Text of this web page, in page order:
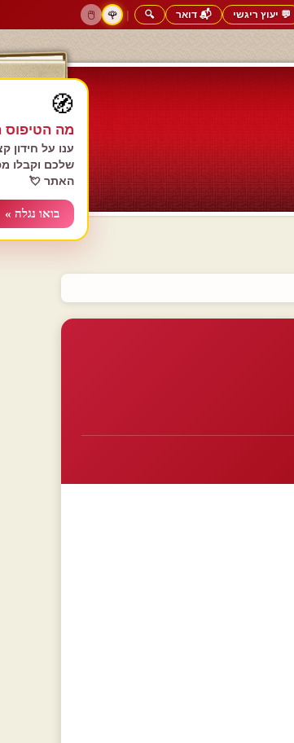
💬 יעוץ ריגשי 📬 דואר 🔍
|
🌹
🖱️